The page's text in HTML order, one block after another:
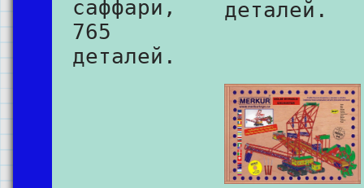
саффари,
765
деталей.
деталей.